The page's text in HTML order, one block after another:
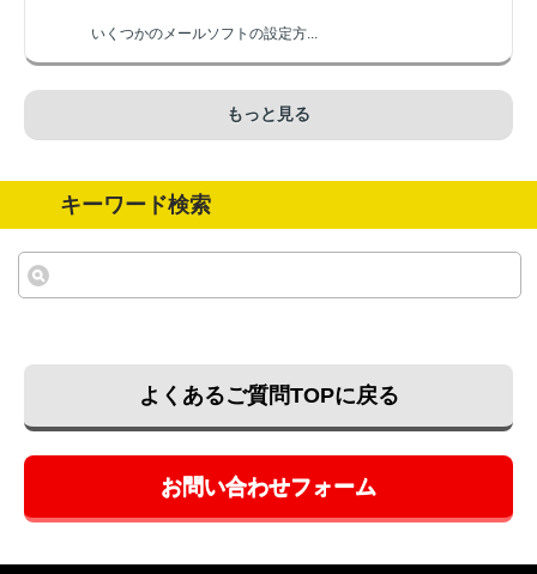
いくつかのメールソフトの設定方...
もっと見る
キーワード検索
よくあるご質問TOPに戻る
お問い合わせフォーム